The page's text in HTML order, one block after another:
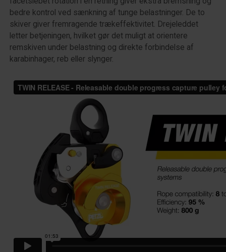
bedre kontrol ved sænkning af tunge belastninger. De to
skiver giver fremragende trækeffektivitet. Drejeleddet
letter betjeningen, hvilket gør det muligt at orientere
remskiven under belastning og direkte forbindelse af
karabinhager, reb eller slynger.